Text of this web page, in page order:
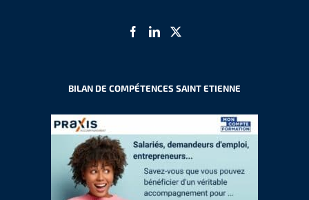
BILAN DE COMPÉTENCES SAINT ETIENNE